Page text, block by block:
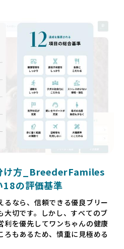
。こうした問題は、消費者にと
ンちゃん自身にとっても非常に
情報と安心して選べる場所を提
BreederFamiliesでは、ワンち
優良ブリーダー」のみを独自の
価基準や評価結果をオープンに
費者の皆様が安心して子犬やブ
ています。
い情報をもとに優良ブリーダー
を家族のように愛する優良ブリ
悪徳ブリーダー」が自然と淘汰
。目の前の子犬だけでなく、親
きたいと考えています。
っていない場合が多く、販売ま
移動のストレスを受けることが
な環境は、健康リスクや社会性
ンちゃんにとっても望ましいと
け方_BreederFamiles
18の評価基準
るなら、信頼できる優良ブリー
大切です。しかし、すべてのブ
利を優先してワンちゃんの健康
ろもあるため、慎重に見極める